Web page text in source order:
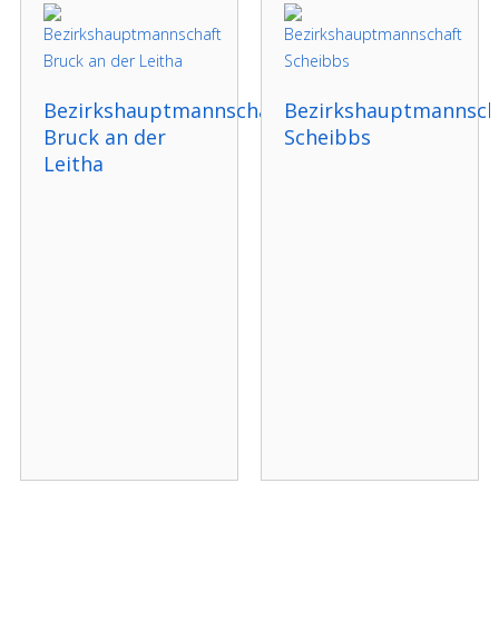
Bezirkshauptmannschaft
Bruck an der
Leitha
Scheibbs